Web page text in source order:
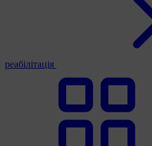
реабілітація